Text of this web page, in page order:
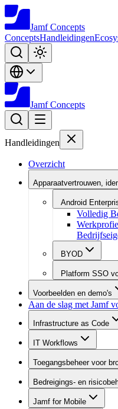
Jamf Concepts
ConceptsHandleidingen
Jamf Concepts
Handleidingen
Overzicht
Apparaatvertrouwen,
Android
Volledig
BYOD
Platform SSO
Voorbeelden en demo's
Aan de slag met Jamf
Infrastructure as Code
IT Workflows
Toegangsbeheer voor
Bedreigings- en
Jamf for Mobile